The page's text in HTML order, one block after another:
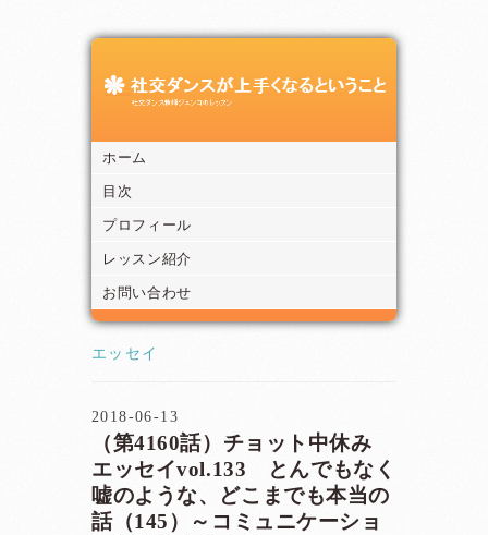
ホーム
目次
プロフィール
レッスン紹介
お問い合わせ
エッセイ
2018-06-13
（第4160話）チョット中休み
エッセイvol.133 とんでもなく
嘘のような、どこまでも本当の
話（145）～コミュニケーショ